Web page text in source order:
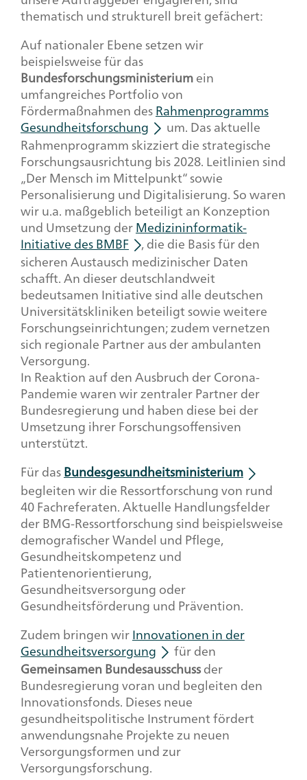
thematisch und strukturell breit gefächert:
Auf nationaler Ebene setzen wir
beispielsweise für das
Bundesforschungsministeriumein
umfangreiches Portfolio von
Fördermaßnahmen desRahmenprogramms
Gesundheitsforschung
um. Das aktuelle
Rahmenprogramm skizziert die strategische
Forschungsausrichtung bis 2028. Leitlinien sind
„Der Mensch im Mittelpunkt“ sowie
Personalisierung und Digitalisierung. So waren
wir u.a. maßgeblich beteiligt an Konzeption
und Umsetzung derMedizininformatik-
Initiative des BMBF , die die Basis für den
sicheren Austausch medizinischer Daten
schafft. An dieser deutschlandweit
bedeutsamen Initiative sind alle deutschen
Universitätskliniken beteiligt sowie weitere
Forschungseinrichtungen; zudem vernetzen
sich regionale Partner aus der ambulanten
Versorgung.
In Reaktion auf den Ausbruch der Corona-
Pandemie waren wir zentraler Partner der
Bundesregierung und haben diese bei der
Umsetzung ihrer Forschungsoffensiven
unterstützt.
Für dasBundesgesundheitsministerium
begleiten wir die Ressortforschung von rund
40 Fachreferaten. Aktuelle Handlungsfelder
der BMG-Ressortforschung sind beispielsweise
demografischer Wandel und Pflege,
Gesundheitskompetenz und
Patientenorientierung,
Gesundheitsversorgung oder
Gesundheitsförderung und Prävention.
Zudem bringen wirInnovationen in der
Gesundheitsversorgung
für den
Gemeinsamen Bundesausschussder
Bundesregierung voran und begleiten den
Innovationsfonds. Dieses neue
gesundheitspolitische Instrument fördert
anwendungsnahe Projekte zu neuen
Versorgungsformen und zur
Versorgungsforschung.